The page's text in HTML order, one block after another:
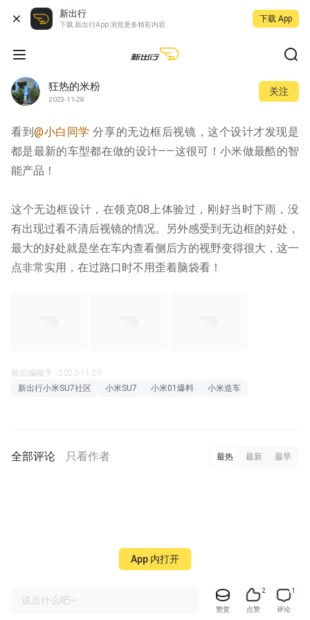
新出行
下载 新出行App 浏览更多精彩内容
下载 App
狂热的米粉
2023-11-28
关注
看到@小白同学 分享的无边框后视镜，这个设计才发现是
都是最新的车型都在做的设计——这很可！小米做最酷的智
能产品！
这个无边框设计，在领克08上体验过，刚好当时下雨，没
有出现过看不清后视镜的情况。另外感受到无边框的好处，
最大的好处就是坐在车内查看侧后方的视野变得很大，这一
点非常实用，在过路口时不用歪着脑袋看！
最后编辑于 · 2023-11-29
新出行小米SU7社区
小米SU7 小米01爆料 小米造车
全部评论 只看作者 最热 最新 最早
说点什么吧~
赞赏
2
点赞
1
评论
App 内打开